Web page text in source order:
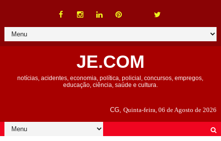
JE.COM
notícias, acidentes, economia, política, policial, concursos, empregos,
educação, ciência, saúde e cultura.
CG,Quinta-feira, 06 de Agosto de 2026